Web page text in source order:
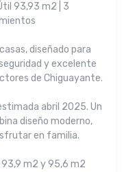
93,93 m2 | 3
diseñado para
y excelente
de Chiguayante.
abril 2025. Un
diseño moderno,
en familia.
m2 y 95,6 m2